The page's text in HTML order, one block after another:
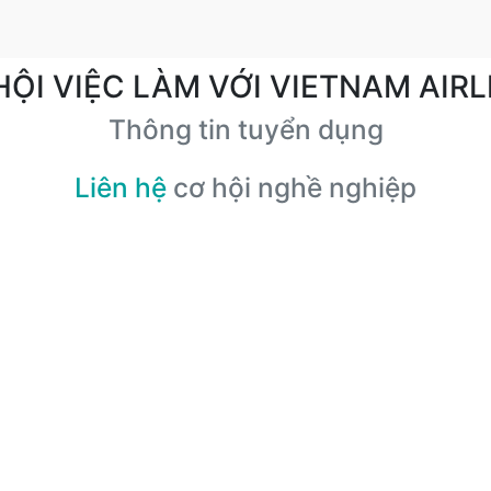
VIỆC LÀM VỚI VIETNAM
Thông tin tuyển dụng
Liên hệ cơ hội nghề nghiệp